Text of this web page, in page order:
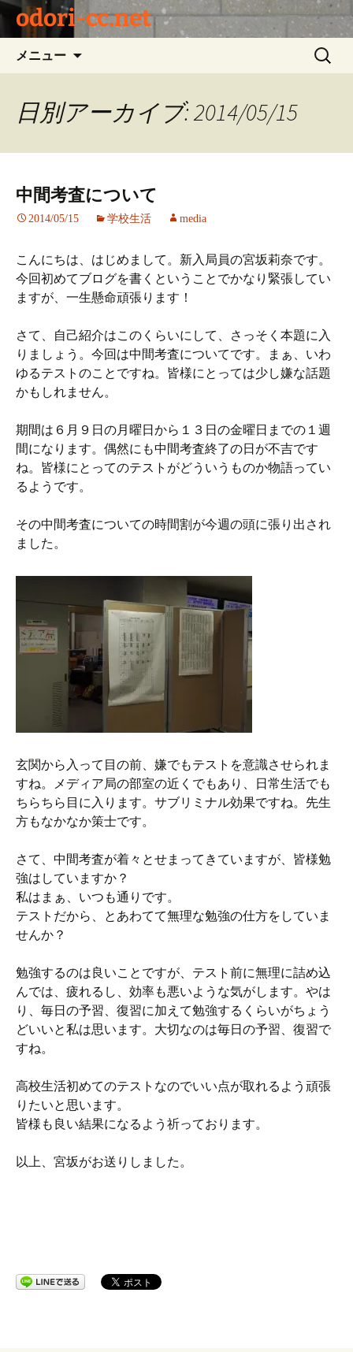
odori-cc.net
メニュー
ン
ッ
検
索:
日別アーカイブ: 2014/05/15
中間考査について
2014/05/15 学校生活 media
こんにちは、はじめまして。新入局員の宮坂莉奈です。
今回初めてブログを書くということでかなり緊張してい
ますが、一生懸命頑張ります！
さて、自己紹介はこのくらいにして、さっそく本題に入
りましょう。今回は中間考査についてです。まぁ、いわ
ゆるテストのことですね。皆様にとっては少し嫌な話題
かもしれません。
期間は６月９日の月曜日から１３日の金曜日までの１週
間になります。偶然にも中間考査終了の日が不吉です
ね。皆様にとってのテストがどういうものか物語ってい
るようです。
その中間考査についての時間割が今週の頭に張り出され
ました。
玄関から入って目の前、嫌でもテストを意識させられま
すね。メディア局の部室の近くでもあり、日常生活でも
ちらちら目に入ります。サブリミナル効果ですね。先生
方もなかなか策士です。
さて、中間考査が着々とせまってきていますが、皆様勉
強はしていますか？
私はまぁ、いつも通りです。
テストだから、とあわてて無理な勉強の仕方をしていま
せんか？
勉強するのは良いことですが、テスト前に無理に詰め込
んでは、疲れるし、効率も悪いような気がします。やは
り、毎日の予習、復習に加えて勉強するくらいがちょう
どいいと私は思います。大切なのは毎日の予習、復習で
すね。
高校生活初めてのテストなのでいい点が取れるよう頑張
りたいと思います。
皆様も良い結果になるよう祈っております。
以上、宮坂がお送りしました。